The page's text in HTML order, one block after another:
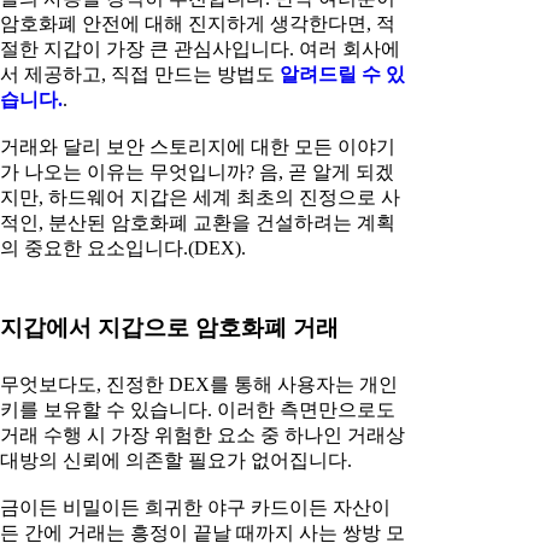
암호화폐 안전에 대해 진지하게 생각한다면, 적
절한 지갑이 가장 큰 관심사입니다. 여러 회사에
서 제공하고, 직접 만드는 방법도 알려드릴 수 있
습니다..
거래와 달리 보안 스토리지에 대한 모든 이야기
가 나오는 이유는 무엇입니까? 음, 곧 알게 되겠
지만, 하드웨어 지갑은 세계 최초의 진정으로 사
적인, 분산된 암호화폐 교환을 건설하려는 계획
의 중요한 요소입니다.(DEX).
지갑에서 지갑으로 암호화폐 거래
무엇보다도, 진정한 DEX를 통해 사용자는 개인
키를 보유할 수 있습니다. 이러한 측면만으로도
거래 수행 시 가장 위험한 요소 중 하나인 거래상
대방의 신뢰에 의존할 필요가 없어집니다.
금이든 비밀이든 희귀한 야구 카드이든 자산이
든 간에 거래는 흥정이 끝날 때까지 사는 쌍방 모